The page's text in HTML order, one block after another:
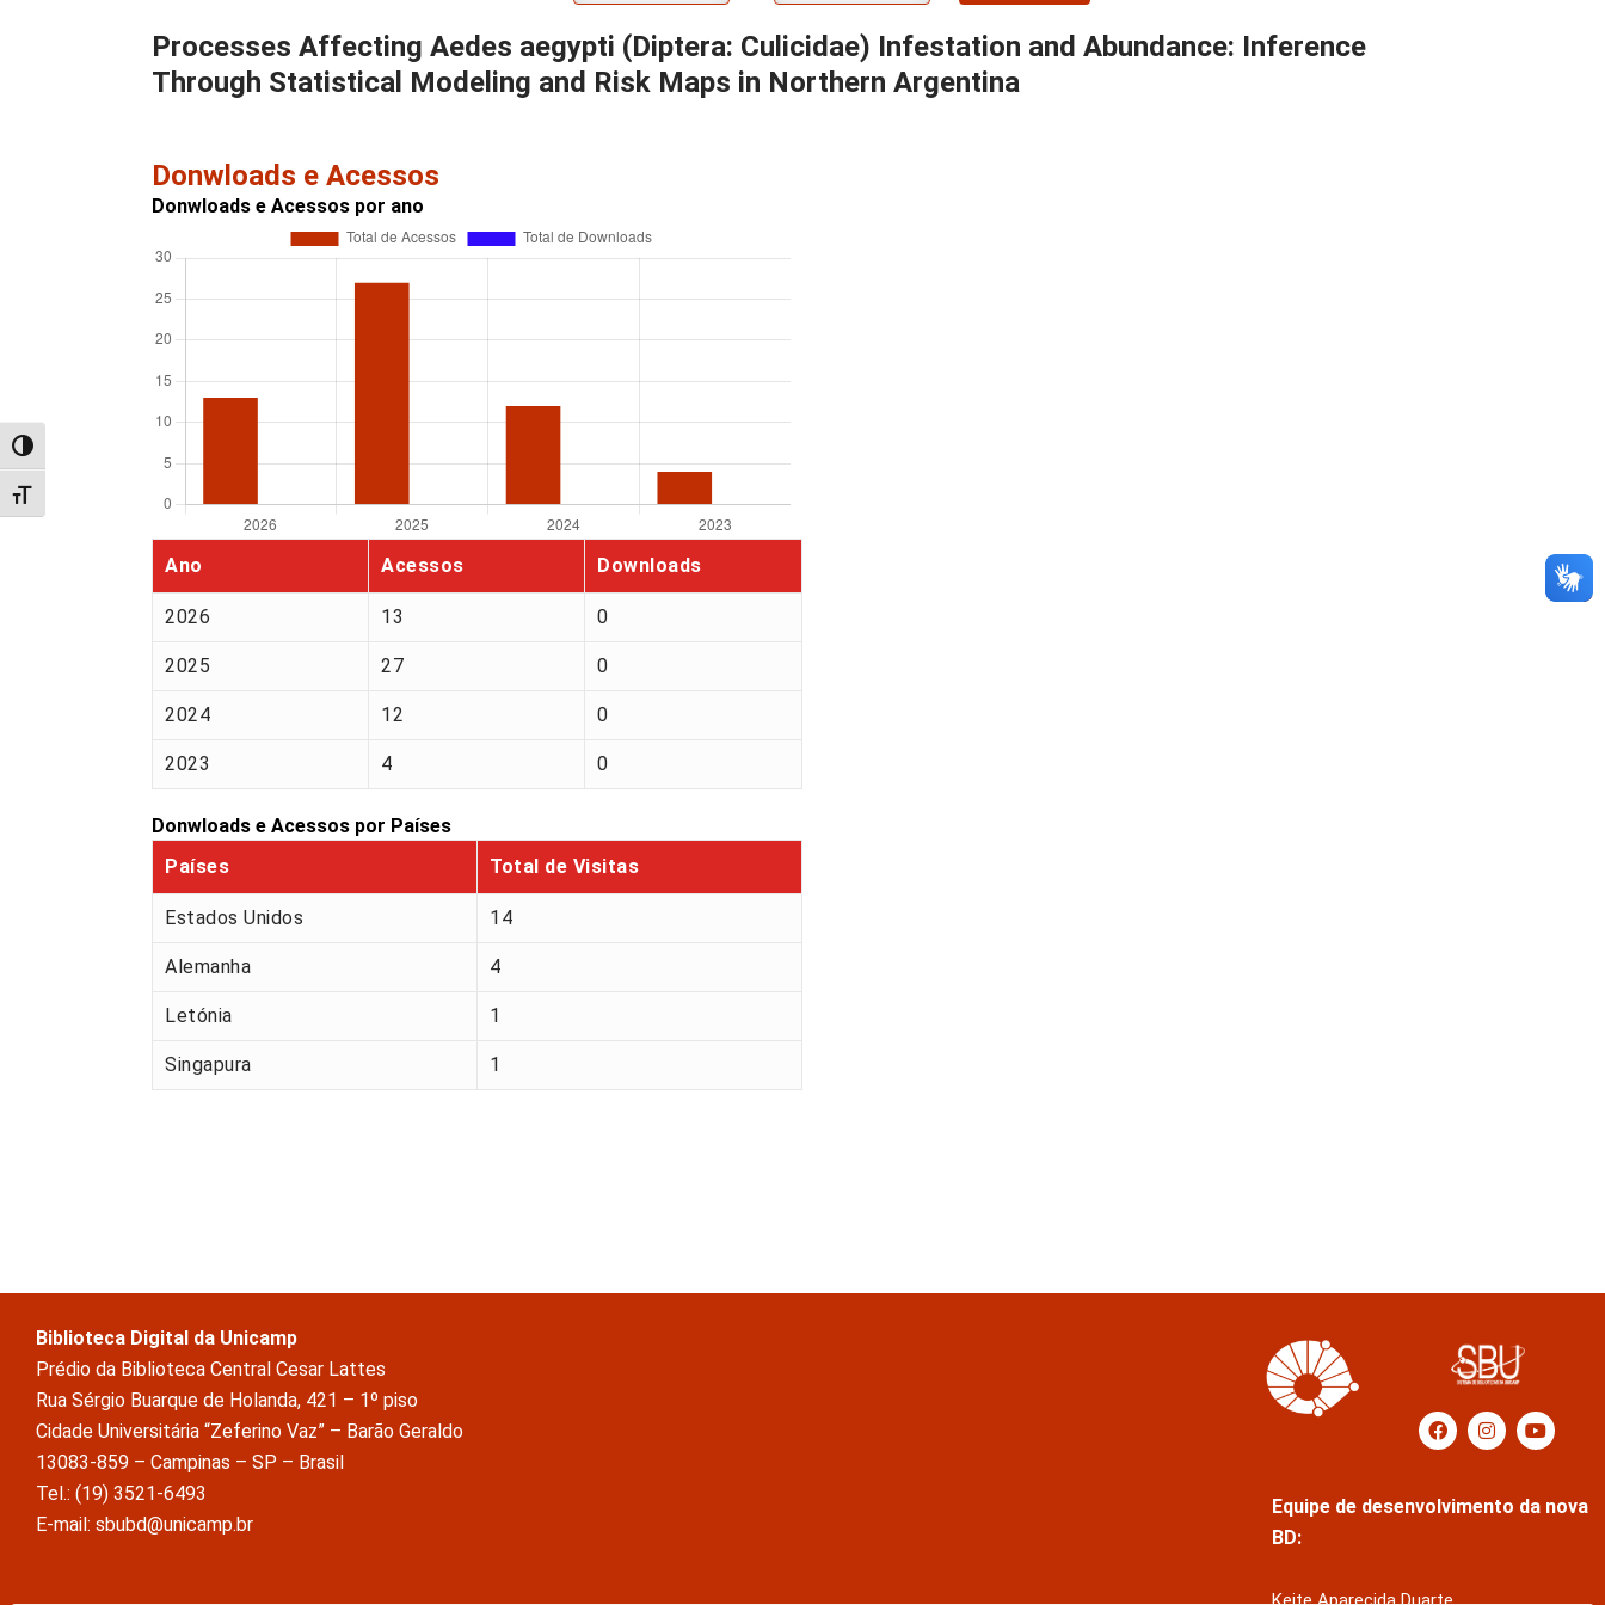
Alternar alto contraste
Alternar tamanho da fonte
Processes Affecting Aedes aegypti (Diptera: Culicidae) Infestation and Abundance: Inference
Through Statistical Modeling and Risk Maps in Northern Argentina
Donwloads e Acessos
Donwloads e Acessos por ano
Ano Acessos Downloads
2026 13 0
2025 27 0
2024 12 0
2023 4 0
Donwloads e Acessos por Países
Países
Total de Visitas
Estados Unidos 14
Alemanha 4
Letónia 1
Singapura 1
Biblioteca Digital da Unicamp
Prédio da Biblioteca Central Cesar Lattes
Rua Sérgio Buarque de Holanda, 421 – 1º piso
Cidade Universitária “Zeferino Vaz” – Barão Geraldo
13083-859 – Campinas – SP – Brasil
Tel.: (19) 3521-6493
E-mail: sbubd@unicamp.br
Equipe de desenvolvimento da nova
BD:
Keite Aparecida Duarte